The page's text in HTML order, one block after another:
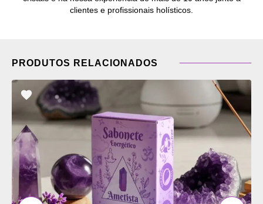
clientes e profissionais holísticos.
PRODUTOS RELACIONADOS
ADICIONAR
OS